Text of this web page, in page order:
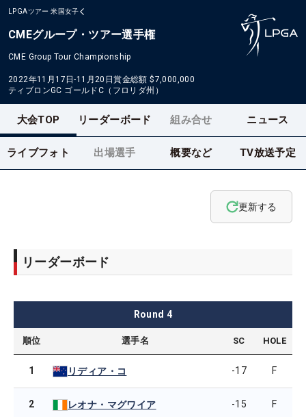
LPGAツアー 米国女子
CMEグループ・ツアー選手権
CME Group Tour Championship
2022年11月17日-11月20日賞金総額 $7,000,000
ティブロンGC ゴールドC（フロリダ州）
大会TOP リーダーボード 組み合せ ニュース
ライブフォト 出場選手 概要など TV放送予定
更新する
リーダーボード
Round 4
順位 選手名 SC HOLE
1 リディア・コ -17 F
2 レオナ・マグワイア -15 F